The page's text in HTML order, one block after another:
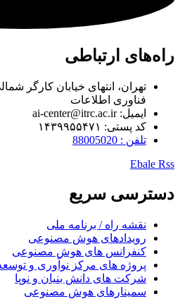
راه‌های ارتباطی
تهران، انتهای خیابان کارگر
فناوری اطلاعات
ایمیل: ai-center@itrc.ac.ir
کد پستی: ۱۴۳۹۹۵۵۴۷۱
تلفن : 88005020
Ebale Rss
دسترسی سریع
نقشه راه / برنامه ملی
رویدادهای هوش مصنوعی
کنفرانس های هوش مصنوعی
پروژه های مرکز نوآوری و
شرکت های دانش بنیان و نوپا
سمینارهای هوش مصنوعی